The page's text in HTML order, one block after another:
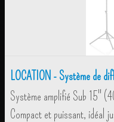
LOCATION - Système de
Système amplifié Sub 15"
Compact et puissant, idéal